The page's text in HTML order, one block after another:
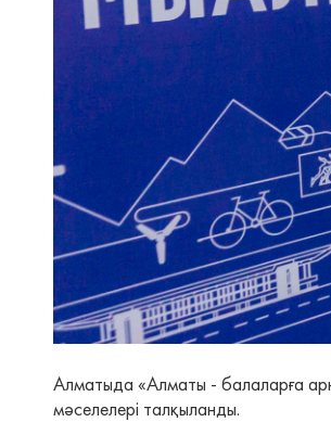
Алматыда «Алматы - балаларға
мәселелері талқыланды.